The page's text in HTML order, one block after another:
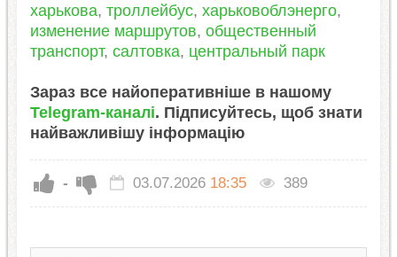
харькова, троллейбус, харьковоблэнерго,
изменение маршрутов, общественный
транспорт, салтовка, центральный парк
Зараз все найоперативніше в нашому
Telegram-каналі. Підписуйтесь, щоб знати
найважливішу інформацію
- 03.07.2026 18:35 389